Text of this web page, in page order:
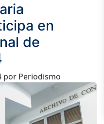
en
de
por Periodismo